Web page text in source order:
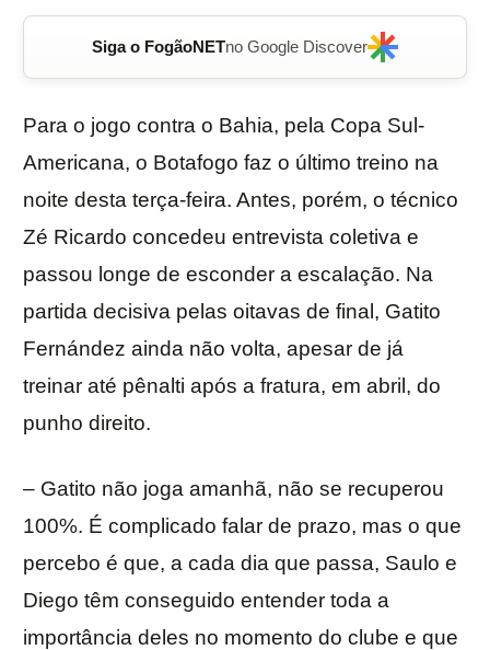
Siga o FogãoNETno Google Discover
Para o jogo contra o Bahia, pela Copa Sul-
Americana, o Botafogo faz o último treino na
noite desta terça-feira. Antes, porém, o técnico
Zé Ricardo concedeu entrevista coletiva e
passou longe de esconder a escalação. Na
partida decisiva pelas oitavas de final, Gatito
Fernández ainda não volta, apesar de já
treinar até pênalti após a fratura, em abril, do
punho direito.
– Gatito não joga amanhã, não se recuperou
100%. É complicado falar de prazo, mas o que
percebo é que, a cada dia que passa, Saulo e
Diego têm conseguido entender toda a
importância deles no momento do clube e que